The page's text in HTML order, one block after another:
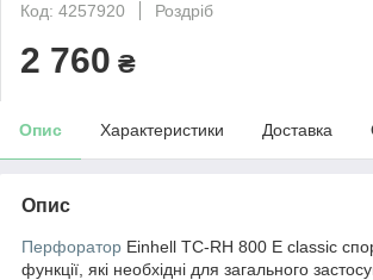
Код: 4257920
Роздріб
2 760 ₴
Опис Характеристики Доставка
Опис
Перфоратор Einhell TC-RH 800 E classic
функції, які необхідні для загального